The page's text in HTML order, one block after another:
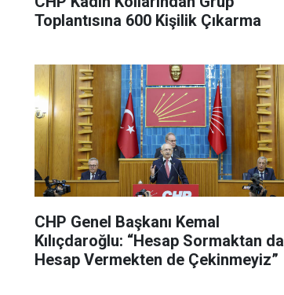
Toplantısına 600 Kişilik Çıkarma
CHP Genel Başkanı Kemal
Kılıçdaroğlu: “Hesap Sormaktan da
Hesap Vermekten de Çekinmeyiz”